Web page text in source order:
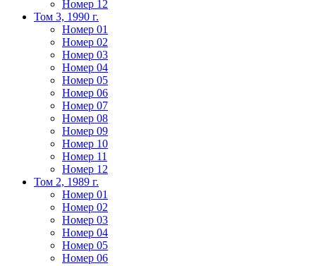
Номер 12
Том 3, 1990 г.
Номер 01
Номер 02
Номер 03
Номер 04
Номер 05
Номер 06
Номер 07
Номер 08
Номер 09
Номер 10
Номер 11
Номер 12
Том 2, 1989 г.
Номер 01
Номер 02
Номер 03
Номер 04
Номер 05
Номер 06